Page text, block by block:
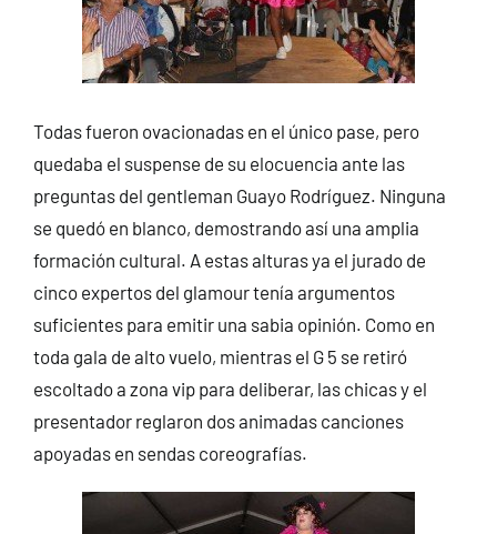
Todas fueron ovacionadas en el único pase, pero
quedaba el suspense de su elocuencia ante las
preguntas del gentleman Guayo Rodríguez. Ninguna
se quedó en blanco, demostrando así una amplia
formación cultural. A estas alturas ya el jurado de
cinco expertos del glamour tenía argumentos
suficientes para emitir una sabia opinión. Como en
toda gala de alto vuelo, mientras el G 5 se retiró
escoltado a zona vip para deliberar, las chicas y el
presentador reglaron dos animadas canciones
apoyadas en sendas coreografías.